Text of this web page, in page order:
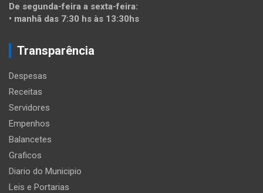
De segunda-feira a sexta-feira:
• manhã das 7:30 hs às 13:30hs
Transparência
Despesas
Receitas
Servidores
Empenhos
Balancetes
Graficos
Diario do Municipio
Leis e Portarias